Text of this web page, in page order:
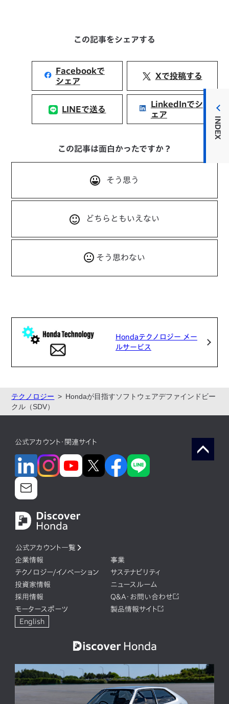
INDEX
この記事をシェアする
Facebookで
シェア
Xで投稿する
LINEで送る
LinkedInでシ
ェア
この記事は面白かったですか？
そう思う
どちらともいえない
そう思わない
Hondaテクノロジー メー
ルサービス
テクノロジー
Hondaが目指すソフトウェアデファインドビー
クル（SDV）
公式アカウント・関連サイト
公式アカウント一覧
企業情報
事業
テクノロジー/イノベーション
サステナビリティ
投資家情報
ニュースルーム
採用情報
Q&A・お問い合わせ
モータースポーツ
製品情報サイト
English